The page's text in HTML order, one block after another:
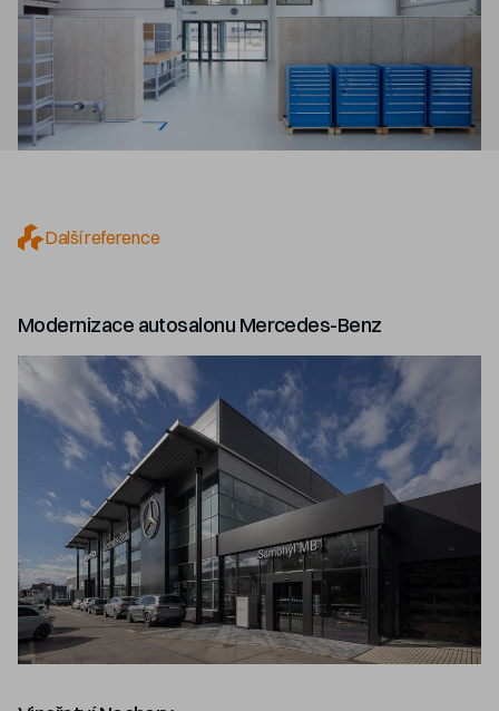
Další reference
Modernizace autosalonu Mercedes-Benz